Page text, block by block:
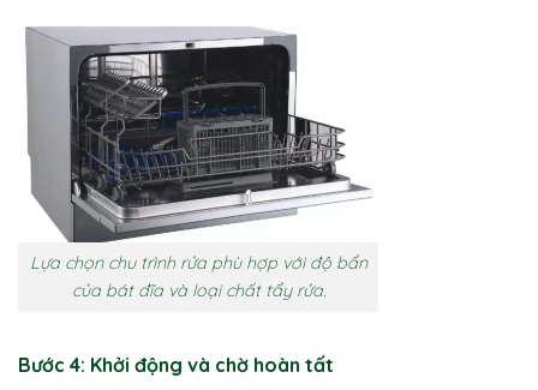
Lựa chọn chu trình rửa phù hợp với độ bẩn
của bát đĩa và loại chất tẩy rửa.
Bước 4: Khởi động và chờ hoàn tất